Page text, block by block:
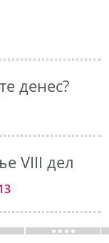
денес?
VIII дел